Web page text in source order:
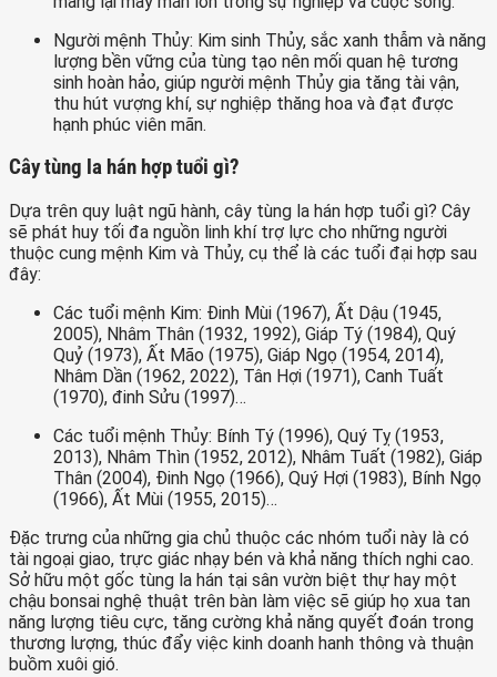
Người mệnh Thủy: Kim sinh Thủy, sắc xanh thẫm và năng
lượng bền vững của tùng tạo nên mối quan hệ tương
sinh hoàn hảo, giúp người mệnh Thủy gia tăng tài vận,
thu hút vượng khí, sự nghiệp thăng hoa và đạt được
hạnh phúc viên mãn.
Cây tùng la hán hợp tuổi gì?
Dựa trên quy luật ngũ hành, cây tùng la hán hợp tuổi gì? Cây
sẽ phát huy tối đa nguồn linh khí trợ lực cho những người
thuộc cung mệnh Kim và Thủy, cụ thể là các tuổi đại hợp sau
đây:
Các tuổi mệnh Kim: Đinh Mùi (1967), Ất Dậu (1945,
2005), Nhâm Thân (1932, 1992), Giáp Tý (1984), Quý
Quỷ (1973), Ất Mão (1975), Giáp Ngọ (1954, 2014),
Nhâm Dần (1962, 2022), Tân Hợi (1971), Canh Tuất
(1970), đinh Sửu (1997)…
Các tuổi mệnh Thủy: Bính Tý (1996), Quý Tỵ (1953,
2013), Nhâm Thìn (1952, 2012), Nhâm Tuất (1982), Giáp
Thân (2004), Đinh Ngọ (1966), Quý Hợi (1983), Bính Ngọ
(1966), Ất Mùi (1955, 2015)…
Đặc trưng của những gia chủ thuộc các nhóm tuổi này là có
tài ngoại giao, trực giác nhạy bén và khả năng thích nghi cao.
Sở hữu một gốc tùng la hán tại sân vườn biệt thự hay một
chậu bonsai nghệ thuật trên bàn làm việc sẽ giúp họ xua tan
năng lượng tiêu cực, tăng cường khả năng quyết đoán trong
thương lượng, thúc đẩy việc kinh doanh hanh thông và thuận
buồm xuôi gió.